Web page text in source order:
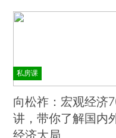
私房课
向松祚：宏观经济
讲，带你了解国内
经济大局